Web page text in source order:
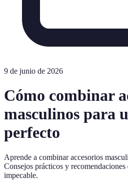
9 de junio de 2026
Cómo combinar
masculinos para
perfecto
Aprende a combinar accesorios
Consejos prácticos y
impecable.